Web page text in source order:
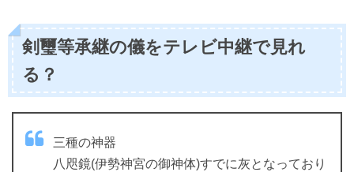
剣璽等承継の儀をテレビ中継で見れ
る？
三種の神器
八咫鏡(伊勢神宮の御神体)すでに灰となっており